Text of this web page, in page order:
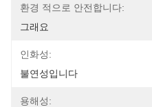
환경 적으로 안전합니다:
그래요
인화성:
불연성입니다
용해성: